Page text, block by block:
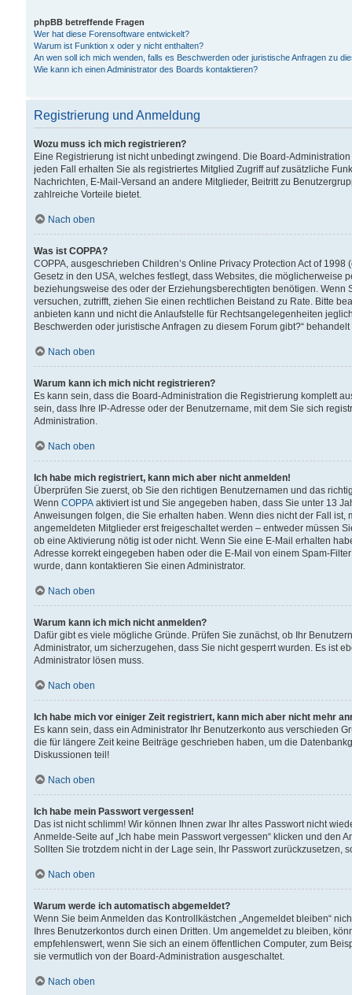
phpBB betreffende Fragen
Wer hat diese Forensoftware entwickelt?
Warum ist Funktion x oder y nicht enthalten?
An wen soll ich mich wenden, falls es Beschwerden oder juristische Anfragen zu
Wie kann ich einen Administrator des Boards kontaktieren?
Registrierung und Anmeldung
Wozu muss ich mich registrieren?
Eine Registrierung ist nicht unbedingt zwingend. Die Board-
jeden Fall erhalten Sie als registriertes Mitglied Zugriff auf zusätzliche
Nachrichten, E-Mail-Versand an andere Mitglieder, Beitritt zu
zahlreiche Vorteile bietet.
Nach oben
Was ist COPPA?
COPPA, ausgeschrieben Children’s Online Privacy Protection Act of
Gesetz in den USA, welches festlegt, dass Websites, die
beziehungsweise des oder der Erziehungsberechtigten benötigen.
versuchen, zutrifft, ziehen Sie einen rechtlichen Beistand zu Rate. Bitte
anbieten kann und nicht die Anlaufstelle für Rechtsangelegenheiten
Beschwerden oder juristische Anfragen zu diesem Forum gibt?“
Nach oben
Warum kann ich mich nicht registrieren?
Es kann sein, dass die Board-Administration die Registrierung komplett
sein, dass Ihre IP-Adresse oder der Benutzername, mit dem Sie sich
Administration.
Nach oben
Ich habe mich registriert, kann mich aber nicht anmelden!
Überprüfen Sie zuerst, ob Sie den richtigen Benutzernamen und das
Wenn COPPA aktiviert ist und Sie angegeben haben, dass Sie unter 13
Anweisungen folgen, die Sie erhalten haben. Wenn dies nicht der Fall
angemeldeten Mitglieder erst freigeschaltet werden – entweder müssen
ob eine Aktivierung nötig ist oder nicht. Wenn Sie eine E-Mail erhalten
Adresse korrekt eingegeben haben oder die E-Mail von einem Spam-
wurde, dann kontaktieren Sie einen Administrator.
Nach oben
Warum kann ich mich nicht anmelden?
Dafür gibt es viele mögliche Gründe. Prüfen Sie zunächst, ob Ihr
Administrator, um sicherzugehen, dass Sie nicht gesperrt wurden. Es ist
Administrator lösen muss.
Nach oben
Ich habe mich vor einiger Zeit registriert, kann mich aber nicht mehr
Es kann sein, dass ein Administrator Ihr Benutzerkonto aus verschieden
die für längere Zeit keine Beiträge geschrieben haben, um die
Diskussionen teil!
Nach oben
Ich habe mein Passwort vergessen!
Das ist nicht schlimm! Wir können Ihnen zwar Ihr altes Passwort nicht
Anmelde-Seite auf „Ich habe mein Passwort vergessen“ klicken und
Sollten Sie trotzdem nicht in der Lage sein, Ihr Passwort zurückzusetzen,
Nach oben
Warum werde ich automatisch abgemeldet?
Wenn Sie beim Anmelden das Kontrollkästchen „Angemeldet bleiben“
Ihres Benutzerkontos durch einen Dritten. Um angemeldet zu bleiben,
empfehlenswert, wenn Sie sich an einem öffentlichen Computer, zum
sie vermutlich von der Board-Administration ausgeschaltet.
Nach oben